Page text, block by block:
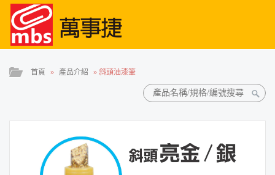
首頁 » 產品介紹 » 斜頭油漆筆